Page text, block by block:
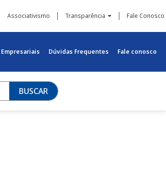
Associativismo Transparência Fale Conosco
Dúvidas Frequentes Fale conosco
BUSCAR